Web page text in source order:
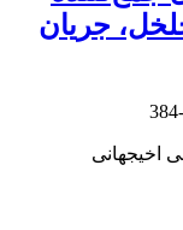
جریان
اخیجهانی